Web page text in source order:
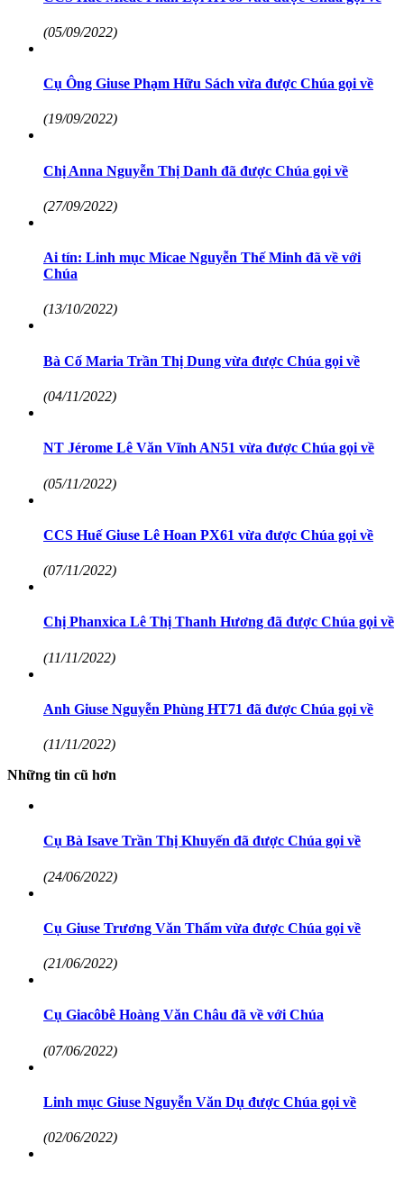
(05/09/2022)
Cụ Ông Giuse Phạm Hữu Sách vừa được Chúa gọi về
(19/09/2022)
Chị Anna Nguyễn Thị Danh đã được Chúa gọi về
(27/09/2022)
Ai tín: Linh mục Micae Nguyễn Thế Minh đã về với
Chúa
(13/10/2022)
Bà Cố Maria Trần Thị Dung vừa được Chúa gọi về
(04/11/2022)
NT Jérome Lê Văn Vĩnh AN51 vừa được Chúa gọi về
(05/11/2022)
CCS Huế Giuse Lê Hoan PX61 vừa được Chúa gọi về
(07/11/2022)
Chị Phanxica Lê Thị Thanh Hương đã được Chúa gọi về
(11/11/2022)
Anh Giuse Nguyễn Phùng HT71 đã được Chúa gọi về
(11/11/2022)
Những tin cũ hơn
Cụ Bà Isave Trần Thị Khuyến đã được Chúa gọi về
(24/06/2022)
Cụ Giuse Trương Văn Thẩm vừa được Chúa gọi về
(21/06/2022)
Cụ Giacôbê Hoàng Văn Châu đã về với Chúa
(07/06/2022)
Linh mục Giuse Nguyễn Văn Dụ được Chúa gọi về
(02/06/2022)